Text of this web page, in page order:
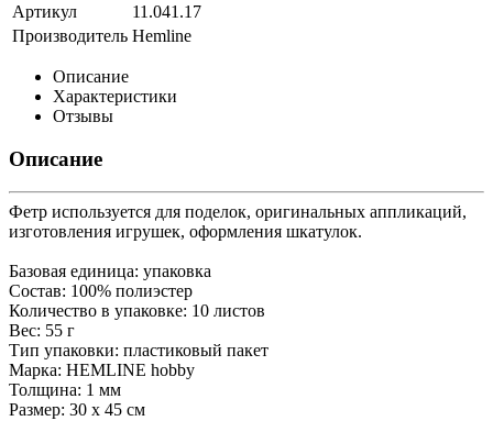
Артикул
11.041.17
Производитель Hemline
Описание
Характеристики
Отзывы
Описание
Фетр используется для поделок, оригинальных аппликаций,
изготовления игрушек, оформления шкатулок.
Базовая единица: упаковка
Состав: 100% полиэстер
Количество в упаковке: 10 листов
Вес: 55 г
Тип упаковки: пластиковый пакет
Марка: HEMLINE hobby
Толщина: 1 мм
Размер: 30 х 45 см